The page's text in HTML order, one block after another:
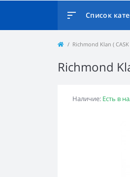
Список
Richmond Klan ( CASK
Richmond
Наличие: Есть в